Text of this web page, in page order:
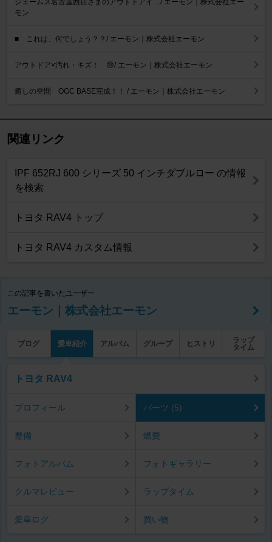
モン
■ これは、何でしょう？？/ エーモン｜株式会社エーモン
アウトドア×汚れ・キズ！ 😢/ エーモン｜株式会社エーモン
癒しの空間 OGC BASE完成！！ / エーモン｜株式会社エーモン
関連リンク
IPF 652RJ 600 シリーズ 50 インチダブルロー の情報
を検索
トヨタ RAV4 トップ
トヨタ RAV4 カスタム情報
この記事を書いたユーザー
エーモン｜株式会社エーモン
ブログ 愛車紹介 アルバム グループ ヒストリ
ラップ
タイム
トヨタ RAV4
プロフィール パーツ (5)
整備 燃費
フォトアルバム フォトギャラリー
クルマレビュー ラップタイム
愛車ログ 買い物